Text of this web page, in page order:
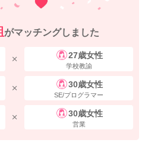
がマッチングしました
27歳女性
学校教諭
30歳女性
SE/プログラマー
30歳女性
営業